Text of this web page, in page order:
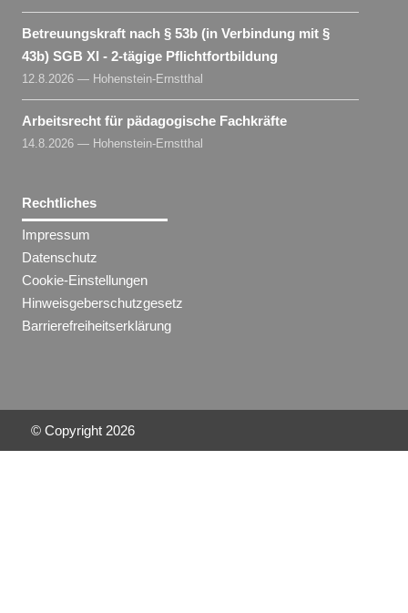
Betreuungskraft nach § 53b (in Verbindung mit §
43b) SGB XI - 2-tägige Pflichtfortbildung
12.8.2026 — Hohenstein-Ernstthal
Arbeitsrecht für pädagogische Fachkräfte
14.8.2026 — Hohenstein-Ernstthal
Rechtliches
Impressum
Datenschutz
Cookie-Einstellungen
Hinweisgeberschutzgesetz
Barrierefreiheitserklärung
© Copyright 2026